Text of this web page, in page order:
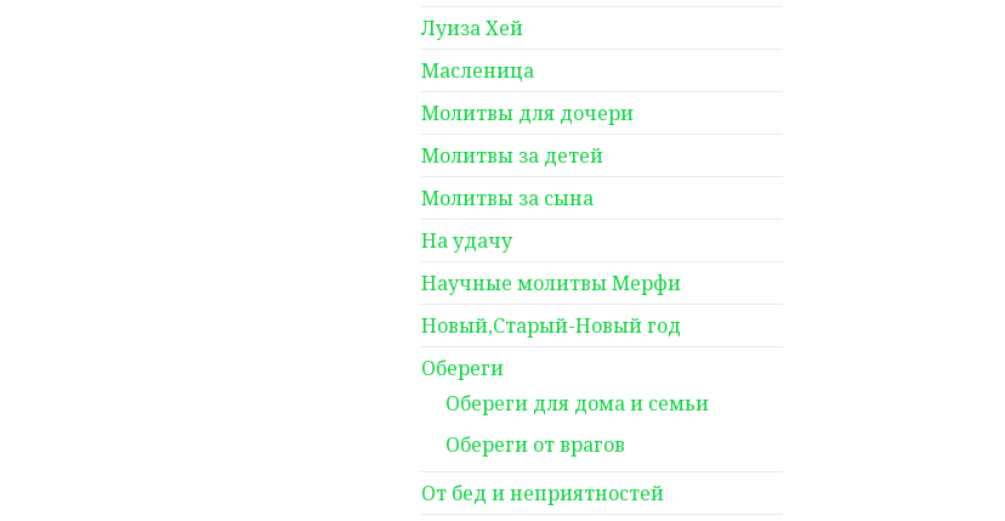
Луиза Хей
Масленица
Молитвы для дочери
Молитвы за детей
Молитвы за сына
На удачу
Научные молитвы Мерфи
Новый,Старый-Новый год
Обереги
Обереги для дома и семьи
Обереги от врагов
От бед и неприятностей